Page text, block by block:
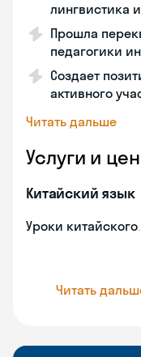
лингвистика
Прошла
педагогики
Создает
активного
Читать дальше
Услуги и
Китайский язык
Уроки китайского
Читать